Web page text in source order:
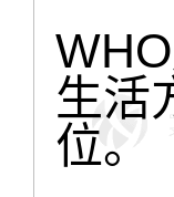
生活
位。